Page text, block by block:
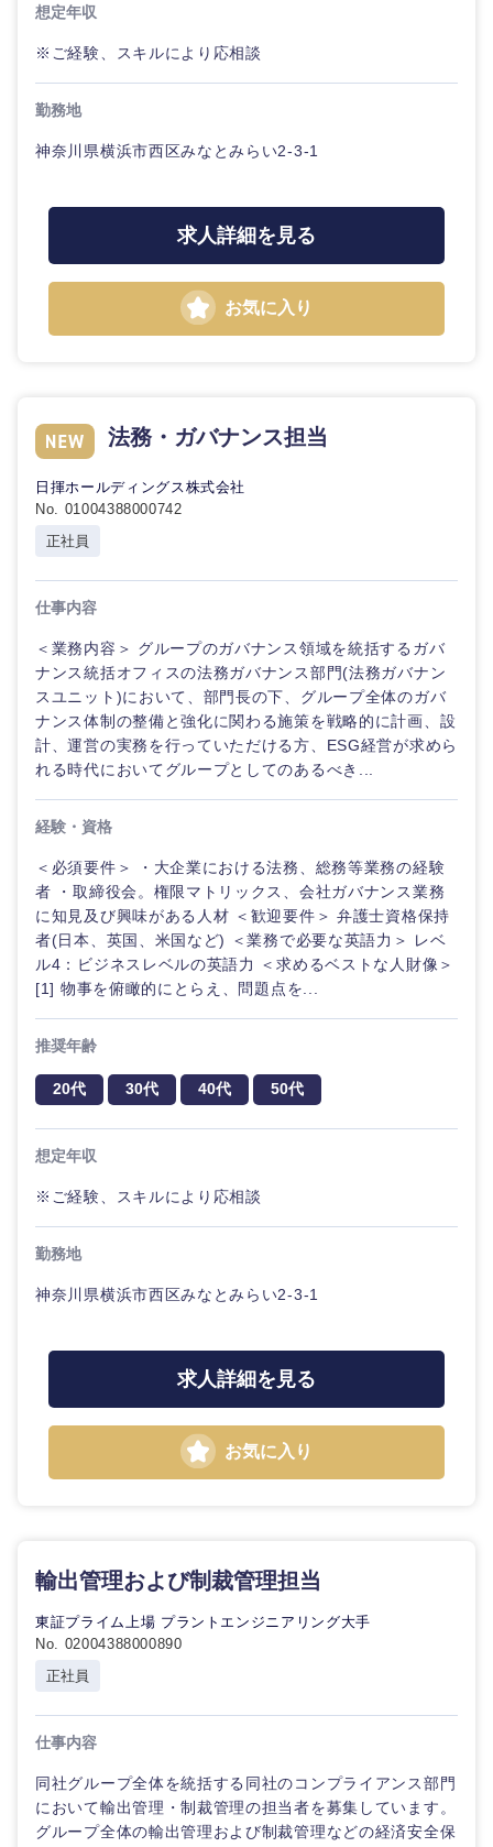
選択する
選択する
選択する
選択する
想定年収
※ご経験、スキルにより応相談
勤務地
神奈川県横浜市西区みなとみらい2-3-1
求人詳細を見る
お気に入り
法務・ガバナンス担当
日揮ホールディングス株式会社
No. 01004388000742
正社員
仕事内容
＜業務内容＞ グループのガバナンス領域を統括するガバ
ナンス統括オフィスの法務ガバナンス部門(法務ガバナン
スユニット)において、部門長の下、グループ全体のガバ
ナンス体制の整備と強化に関わる施策を戦略的に計画、設
計、運営の実務を行っていただける方、ESG経営が求めら
れる時代においてグループとしてのあるべき...
経験・資格
＜必須要件＞ ・大企業における法務、総務等業務の経験
者 ・取締役会。権限マトリックス、会社ガバナンス業務
に知見及び興味がある人材 ＜歓迎要件＞ 弁護士資格保持
者(日本、英国、米国など) ＜業務で必要な英語力＞ レベ
ル4：ビジネスレベルの英語力 ＜求めるベストな人財像＞
[1] 物事を俯瞰的にとらえ、問題点を...
推奨年齢
20代 30代 40代 50代
想定年収
※ご経験、スキルにより応相談
勤務地
神奈川県横浜市西区みなとみらい2-3-1
求人詳細を見る
お気に入り
輸出管理および制裁管理担当
東証プライム上場 プラントエンジニアリング大手
No. 02004388000890
正社員
仕事内容
同社グループ全体を統括する同社のコンプライアンス部門
において輸出管理・制裁管理の担当者を募集しています。
グループ全体の輸出管理および制裁管理などの経済安全保